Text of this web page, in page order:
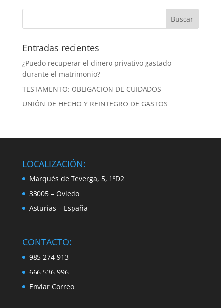
Entradas recientes
¿Puedo recuperar el dinero privativo gastado
durante el matrimonio?
TESTAMENTO: OBLIGACION DE CUIDADOS
UNIÓN DE HECHO Y REINTEGRO DE GASTOS
LOCALIZACIÓN:
Marqués de Teverga, 5, 1ºD2
33005 – Oviedo
Asturias – España
CONTACTO:
985 274 913
666 536 996
Enviar Correo